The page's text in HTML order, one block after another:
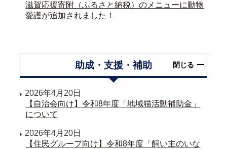
滋賀応援寄附（ふるさと納税）のメニューに動物
愛護が追加されました！
助成・支援・補助 閉じる
2026年4月20日
【自治会向け】令和8年度「地域猫活動補助金」
について
2026年4月20日
【住民グループ向け】令和8年度「飼い主のいな